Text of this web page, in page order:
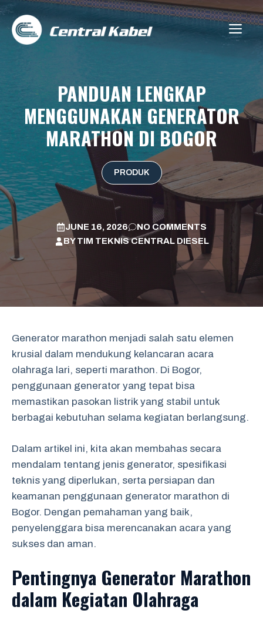
Skip
content
PANDUAN LENGKAP
MENGGUNAKAN GENERATOR
MARATHON DI BOGOR
PRODUK
JUNE 16, 2026
NO COMMENTS
BYTIM TEKNIS CENTRAL DIESEL
Generator marathon menjadi salah satu elemen
krusial dalam mendukung kelancaran acara
olahraga lari, seperti marathon. Di Bogor,
penggunaan generator yang tepat bisa
memastikan pasokan listrik yang stabil untuk
berbagai kebutuhan selama kegiatan berlangsung.
Dalam artikel ini, kita akan membahas secara
mendalam tentang jenis generator, spesifikasi
teknis yang diperlukan, serta persiapan dan
keamanan penggunaan generator marathon di
Bogor. Dengan pemahaman yang baik,
penyelenggara bisa merencanakan acara yang
sukses dan aman.
Pentingnya Generator Marathon
dalam Kegiatan Olahraga